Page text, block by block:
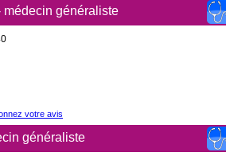
médecin généraliste
votre avis
généraliste